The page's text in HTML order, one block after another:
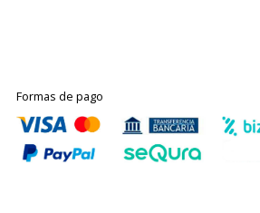
Formas de pago